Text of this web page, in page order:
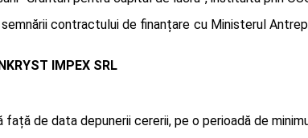
contractului de finanțare cu Ministerul
IMPEX SRL
de data depunerii cererii, pe o perioadă de